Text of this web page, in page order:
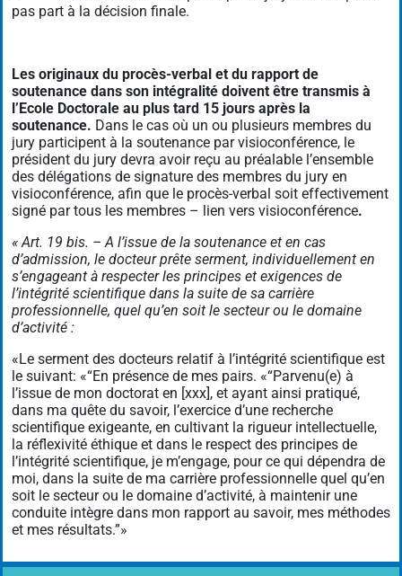
pas part à la décision finale.
Les originaux du procès-verbal et du rapport de
soutenance dans son intégralité doivent être transmis à
l’Ecole Doctorale au plus tard 15 jours après la
soutenance. Dans le cas où un ou plusieurs membres du
jury participent à la soutenance par visioconférence, le
président du jury devra avoir reçu au préalable l’ensemble
des délégations de signature des membres du jury en
visioconférence, afin que le procès-verbal soit effectivement
signé par tous les membres – lien vers visioconférence.
« Art. 19 bis. – A l’issue de la soutenance et en cas
d’admission, le docteur prête serment, individuellement en
s’engageant à respecter les principes et exigences de
l’intégrité scientifique dans la suite de sa carrière
professionnelle, quel qu’en soit le secteur ou le domaine
d’activité :
«Le serment des docteurs relatif à l’intégrité scientifique est
le suivant: «“En présence de mes pairs. «“Parvenu(e) à
l’issue de mon doctorat en [xxx], et ayant ainsi pratiqué,
dans ma quête du savoir, l’exercice d’une recherche
scientifique exigeante, en cultivant la rigueur intellectuelle,
la réflexivité éthique et dans le respect des principes de
l’intégrité scientifique, je m’engage, pour ce qui dépendra de
moi, dans la suite de ma carrière professionnelle quel qu’en
soit le secteur ou le domaine d’activité, à maintenir une
conduite intègre dans mon rapport au savoir, mes méthodes
et mes résultats.”»